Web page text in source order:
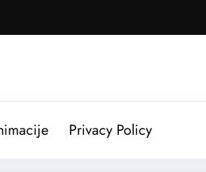
Privacy Policy